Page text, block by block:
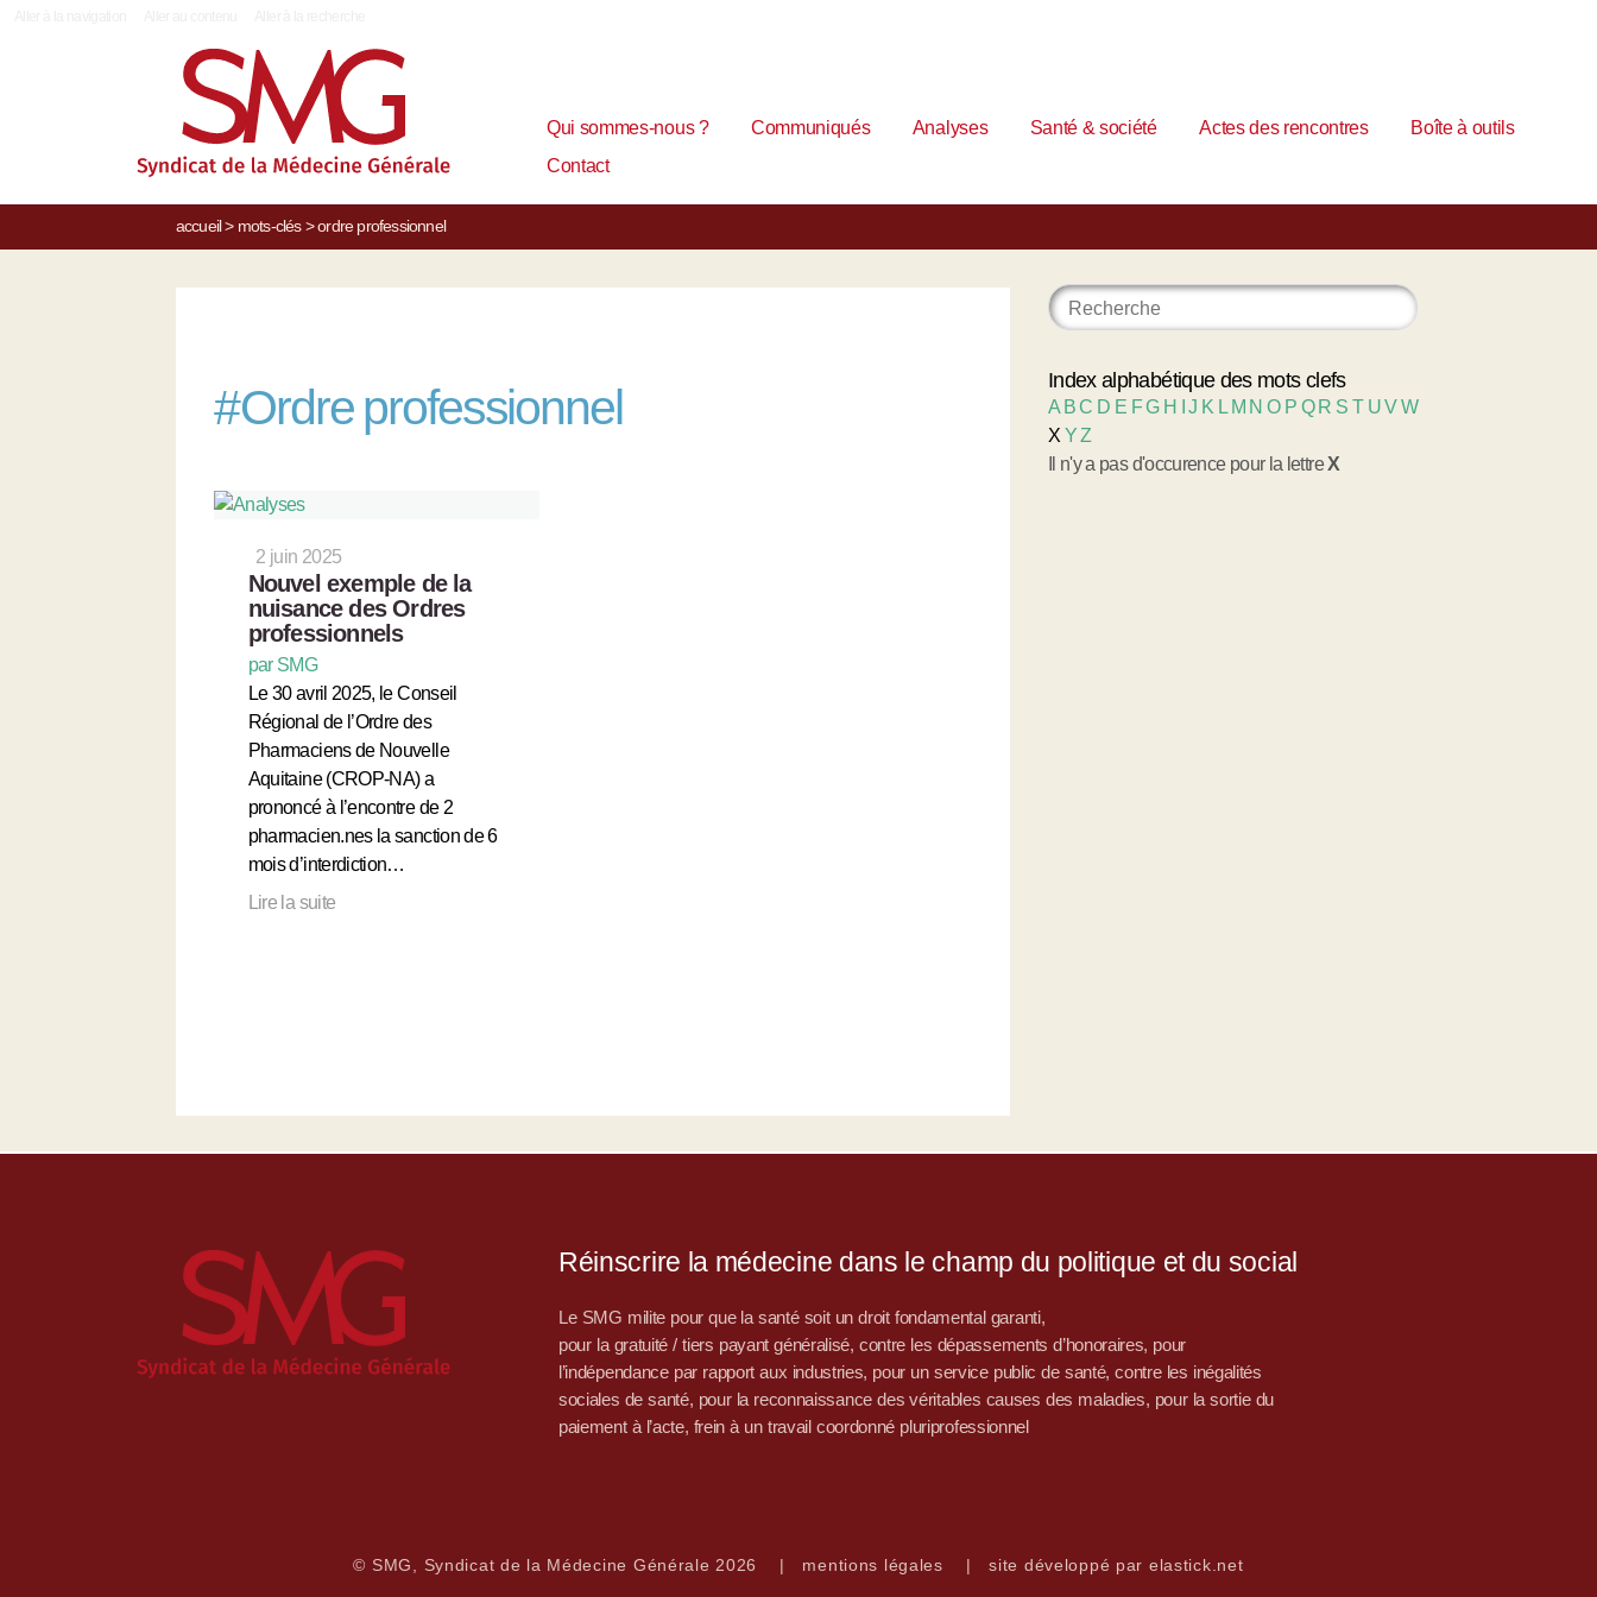
Qui sommes-nous ? Communiqués Analyses Santé & société Actes des rencontres
Boîte à outils
Contact
accueil> mots-clés> ordre professionnel
#Ordre professionnel
2 juin 2025
Nouvel exemple de la
nuisance des Ordres
professionnels
par SMG
Le 30 avril 2025, le Conseil
Régional de l’Ordre des
Pharmaciens de Nouvelle
Aquitaine (CROP-NA) a
prononcé à l’encontre de 2
pharmacien.nes la sanction de 6
mois d’interdiction…
Lire la suite
Index alphabétique des mots clefs
A BC D E FG H IJ K L M NO P Q R S T UVW
X YZ
Il n'y a pas d'occurence pour la lettreX
Réinscrire la médecine dans le champ du politique et du social
Le SMG milite pour que la santé soit un droit fondamental garanti,
pour la gratuité / tiers payant généralisé, contre les dépassements d’honoraires, pour
l’indépendance par rapport aux industries, pour un service public de santé, contre les inégalités
sociales de santé, pour la reconnaissance des véritables causes des maladies, pour la sortie du
paiement à l’acte, frein à un travail coordonné pluriprofessionnel
© SMG, Syndicat de la Médecine Générale 2026 | mentions légales | site développé par elastick.net